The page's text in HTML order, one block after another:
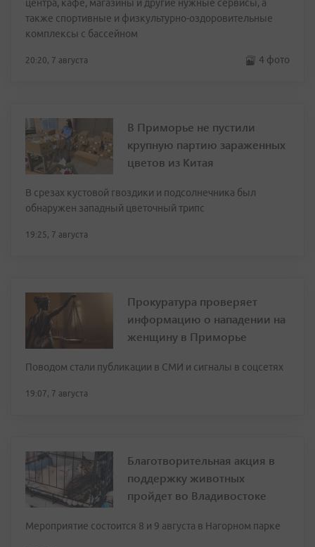
центра, кафе, магазины и другие нужные сервисы, а
также спортивные и физкультурно-оздоровительные
комплексы с бассейном
20:20, 7 августа 4 фото
В Приморье не пустили
крупную партию зараженных
цветов из Китая
В срезах кустовой гвоздики и подсолнечника был
обнаружен западный цветочный трипс
19:25, 7 августа
Прокуратура проверяет
информацию о нападении на
женщину в Приморье
Поводом стали публикации в СМИ и сигналы в соцсетях
19:07, 7 августа
Благотворительная акция в
поддержку животных
пройдет во Владивостоке
Мероприятие состоится 8 и 9 августа в Нагорном парке